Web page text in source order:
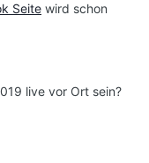
Seite wird schon
live vor Ort sein?